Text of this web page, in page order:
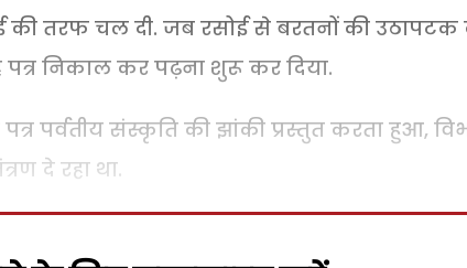
की तरफ चल दी. जब रसोई से बरतनों की उठापटक
निकाल कर पढ़ना शुरू कर दिया.
पर्वतीय संस्कृति की झांकी प्रस्तुत करता हुआ,
दे रहा था.